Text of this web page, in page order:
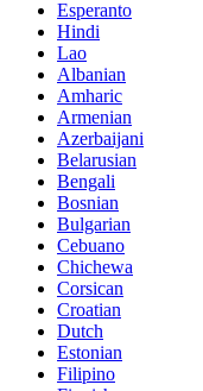
Esperanto
Hindi
Lao
Albanian
Amharic
Armenian
Azerbaijani
Belarusian
Bengali
Bosnian
Bulgarian
Cebuano
Chichewa
Corsican
Croatian
Dutch
Estonian
Filipino